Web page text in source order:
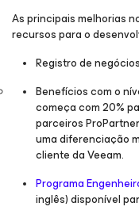
As principais melhorias
recursos para o
Registro de
Benefícios com o
começa com 20%
parceiros
uma diferenciação
cliente da Veeam.
Programa
inglês) disponível